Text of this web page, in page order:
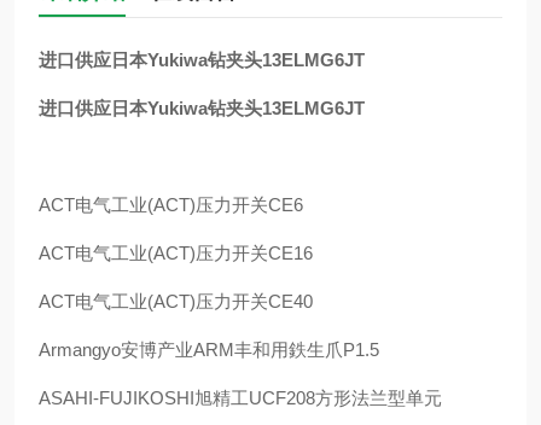
进口供应日本Yukiwa钻夹头13ELMG6JT
进口供应日本Yukiwa钻夹头13ELMG6JT
ACT电气工业(ACT)压力开关CE6
ACT电气工业(ACT)压力开关CE16
ACT电气工业(ACT)压力开关CE40
Armangyo安博产业ARM丰和用鉄生爪P1.5
ASAHI-FUJIKOSHI旭精工UCF208方形法兰型单元